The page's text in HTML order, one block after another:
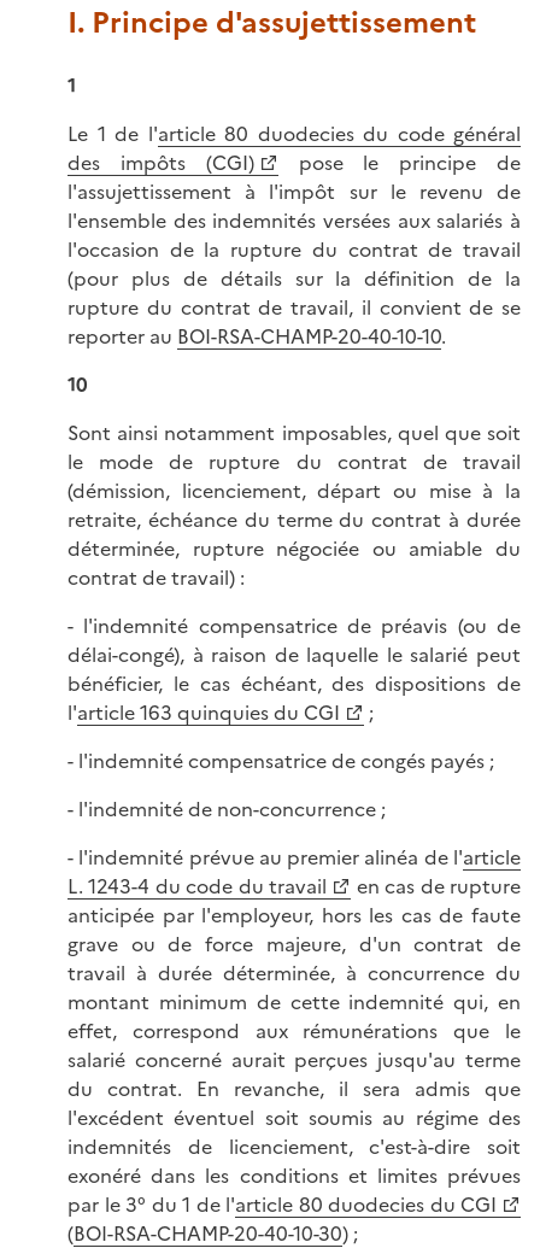
I. Principe d'assujettissement
1
Le 1 de l'article 80 duodecies du code général
des impôts (CGI)
pose le principe de
l'assujettissement à l'impôt sur le revenu de
l'ensemble des indemnités versées aux salariés à
l'occasion de la rupture du contrat de travail
(pour plus de détails sur la définition de la
rupture du contrat de travail, il convient de se
reporter au BOI-RSA-CHAMP-20-40-10-10.
10
Sont ainsi notamment imposables, quel que soit
le mode de rupture du contrat de travail
(démission, licenciement, départ ou mise à la
retraite, échéance du terme du contrat à durée
déterminée, rupture négociée ou amiable du
contrat de travail) :
- l'indemnité compensatrice de préavis (ou de
délai-congé), à raison de laquelle le salarié peut
bénéficier, le cas échéant, des dispositions de
l'article 163 quinquies du CGI
;
- l'indemnité compensatrice de congés payés ;
- l'indemnité de non-concurrence ;
- l'indemnité prévue au premier alinéa de l'article
L. 1243-4 du code du travail
en cas de rupture
anticipée par l'employeur, hors les cas de faute
grave ou de force majeure, d'un contrat de
travail à durée déterminée, à concurrence du
montant minimum de cette indemnité qui, en
effet, correspond aux rémunérations que le
salarié concerné aurait perçues jusqu'au terme
du contrat. En revanche, il sera admis que
l'excédent éventuel soit soumis au régime des
indemnités de licenciement, c'est-à-dire soit
exonéré dans les conditions et limites prévues
par le 3° du 1 de l'article 80 duodecies du CGI
(BOI-RSA-CHAMP-20-40-10-30) ;